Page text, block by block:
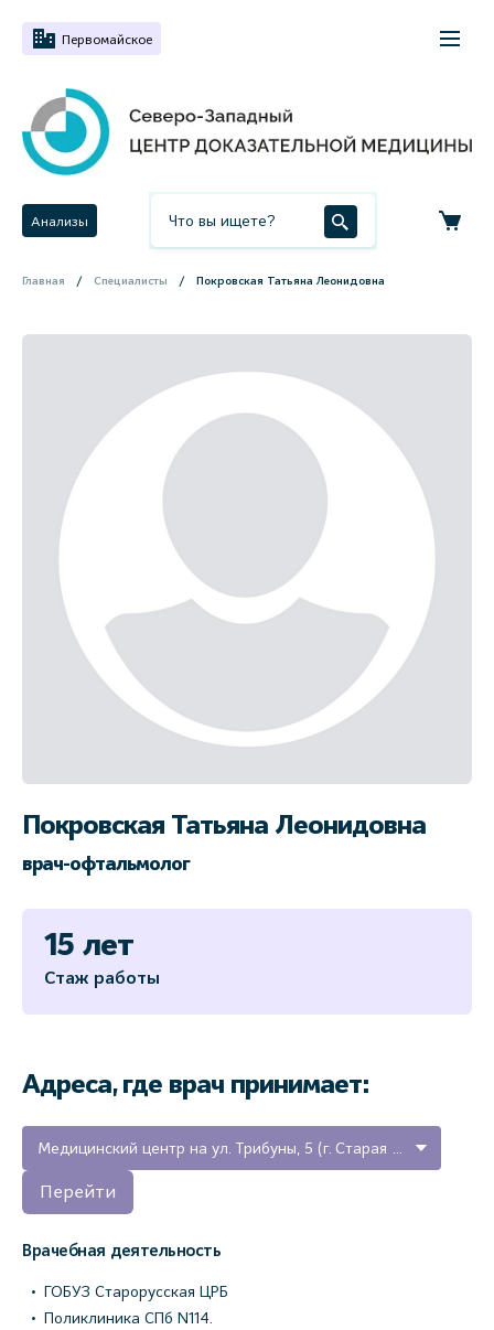
Первомайское
Анализы
Главная Специалисты Покровская Татьяна Леонидовна
Покровская Татьяна Леонидовна
врач-офтальмолог
15 лет
Стаж работы
Адреса, где врач принимает:
Медицинский центр на ул. Трибуны, 5 (г. Старая Русса)
Перейти
Врачебная деятельность
ГОБУЗ Старорусская ЦРБ
Поликлиника СПб N114.